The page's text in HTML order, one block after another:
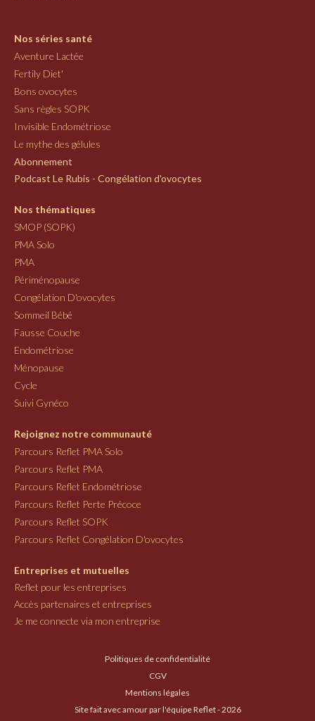
Nos séries santé
Aventure Lactée
Fertily Diet'
Bons ovocytes
Sans règles SOPK
Invisible Endométriose
Le mythe des gélules
Abonnement
Podcast Le Rubis - Congélation d'ovocytes
Nos thématiques
SMOP (SOPK)
PMA Solo
PMA
Périménopause
Congélation D'ovocytes
Sommeil Bébé
Fausse Couche
Endométriose
Ménopause
Cycle
Suivi Gynéco
Rejoignez notre communauté
Parcours Reflet PMA Solo
Parcours Reflet PMA
Parcours Reflet Endométriose
Parcours Reflet Perte Précoce
Parcours Reflet SOPK
Parcours Reflet Congélation D'ovocytes
Entreprises et mutuelles
Reflet pour les entreprises
Accès partenaires et entreprises
Je me connecte via mon entreprise
Politiques de confidentialité
CGV
Mentions légales
Site fait avec amour par l'équipe Reflet - 2026